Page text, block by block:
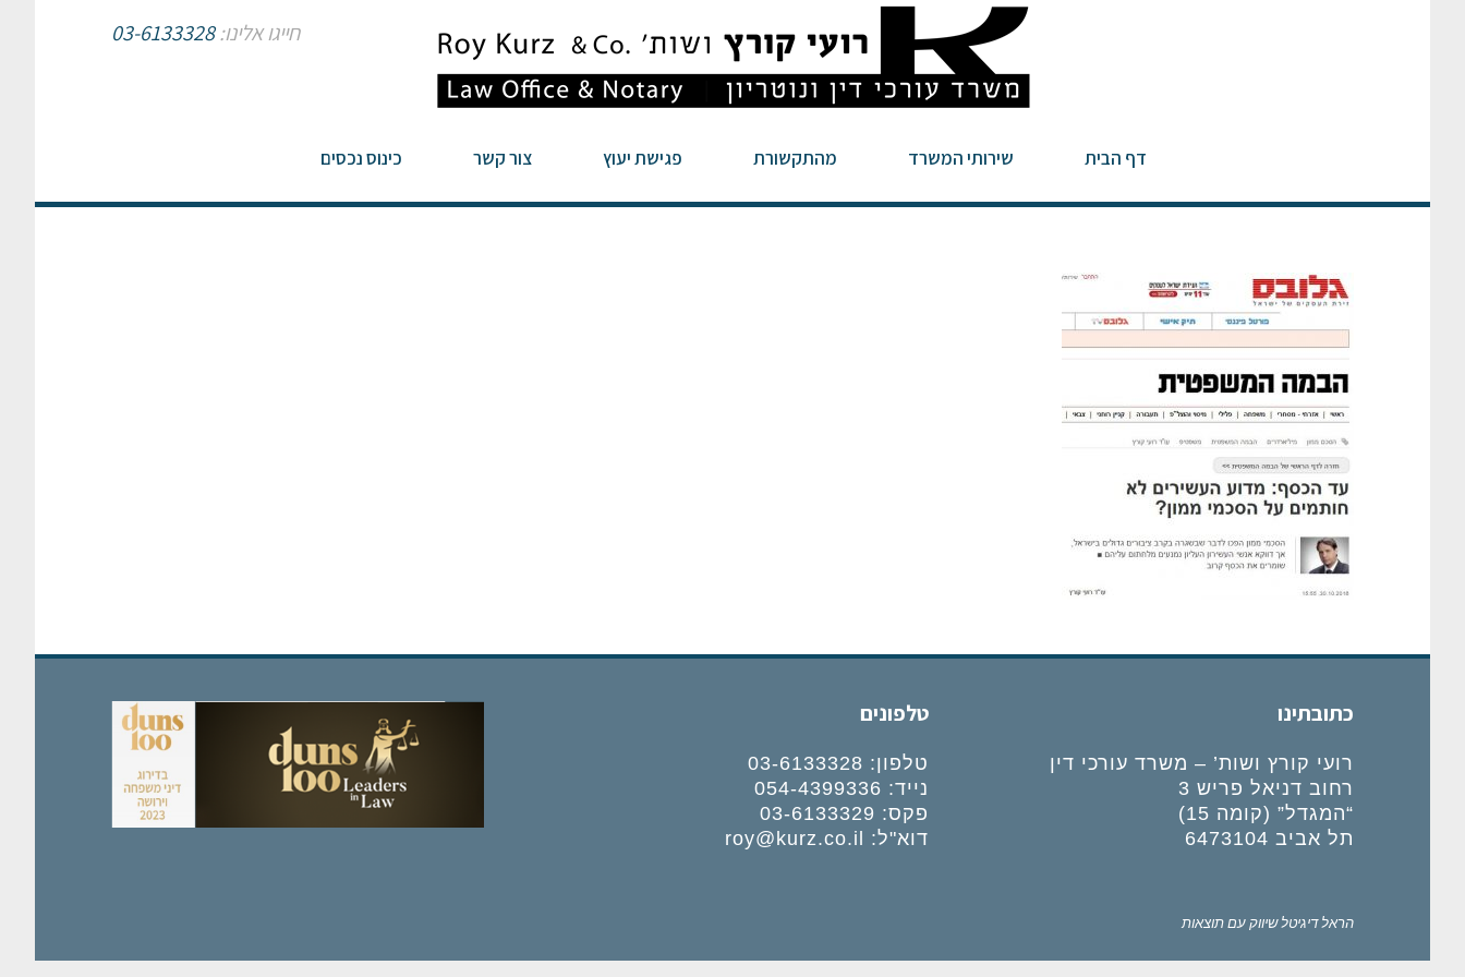
חייגו אלינו:03-6133328
דף הבית שירותי המשרד מהתקשורת פגישת יעוץ צור קשר כינוס נכסים
כתובתינו
רועי קורץ ושות’ – משרד עורכי דין
רחוב דניאל פריש 3
“המגדל” (קומה 15)
תל אביב 6473104
טלפונים
טלפון: 03-6133328
נייד: 054-4399336
פקס: 03-6133329
דוא"ל:
roy@kurz.co.il
הראל דיגיטלשיווק עם תוצאות